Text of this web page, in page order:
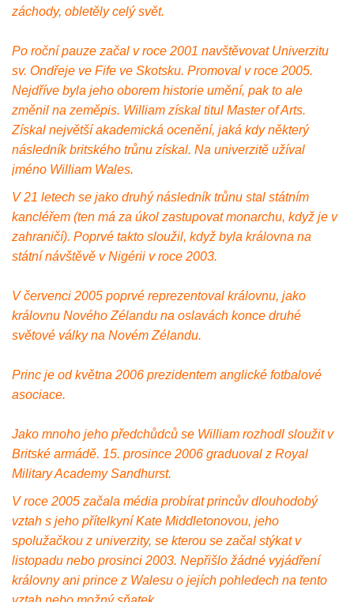
záchody, obletěly celý svět.
Po roční pauze začal v roce 2001 navštěvovat Univerzitu
sv. Ondřeje ve Fife ve Skotsku. Promoval v roce 2005.
Nejdříve byla jeho oborem historie umění, pak to ale
změnil na zeměpis. William získal titul Master of Arts.
Získal největší akademická ocenění, jaká kdy některý
následník britského trůnu získal. Na univerzitě užíval
jméno William Wales.
V 21 letech se jako druhý následník trůnu stal státním
kancléřem (ten má za úkol zastupovat monarchu, když je v
zahraničí). Poprvé takto sloužil, když byla královna na
státní návštěvě v Nigérii v roce 2003.
V červenci 2005 poprvé reprezentoval královnu, jako
královnu Nového Zélandu na oslavách konce druhé
světové války na Novém Zélandu.
Princ je od května 2006 prezidentem anglické fotbalové
asociace.
Jako mnoho jeho předchůdců se William rozhodl sloužit v
Britské armádě. 15. prosince 2006 graduoval z Royal
Military Academy Sandhurst.
V roce 2005 začala média probírat princův dlouhodobý
vztah s jeho přítelkyní Kate Middletonovou, jeho
spolužačkou z univerzity, se kterou se začal stýkat v
listopadu nebo prosinci 2003. Nepřišlo žádné vyjádření
královny ani prince z Walesu o jejích pohledech na tento